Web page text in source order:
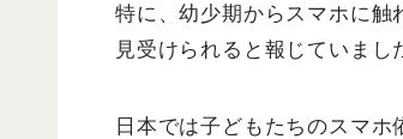
特に、幼少期からスマホに触
見受けられると報じていまし
日本では子どもたちのスマ